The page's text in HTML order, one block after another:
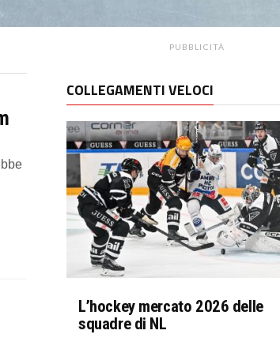
PUBBLICITÀ
COLLEGAMENTI VELOCI
L’hockey mercato 2026 delle
squadre di NL